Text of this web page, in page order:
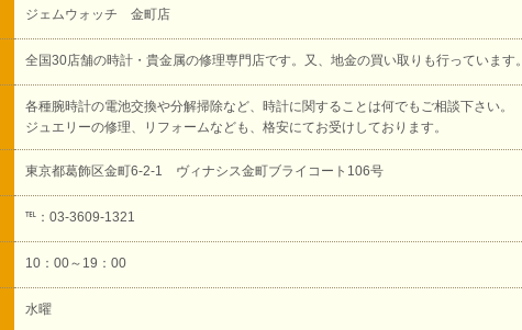
ジェムウォッチ 金町店
全国30店舗の時計・貴金属の修理専門店です。又、地金の買い取りも行っています。
各種腕時計の電池交換や分解掃除など、時計に関することは何でもご相談下さい。
ジュエリーの修理、リフォームなども、格安にてお受けしております。
東京都葛飾区金町6-2-1 ヴィナシス金町ブライコート106号
℡：03-3609-1321
10：00～19：00
水曜